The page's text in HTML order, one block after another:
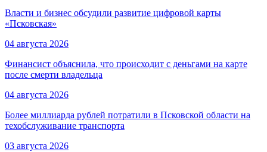
Власти и бизнес обсудили развитие цифровой карты
«Псковская»
04 августа 2026
Финансист объяснила, что происходит с деньгами на карте
после смерти владельца
04 августа 2026
Более миллиарда рублей потратили в Псковской области на
техобслуживание транспорта
03 августа 2026